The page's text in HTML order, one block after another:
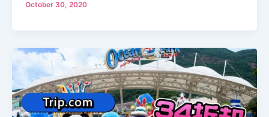
October 30, 2020